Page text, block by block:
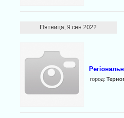
Пятница, 9 сен 2022
город: